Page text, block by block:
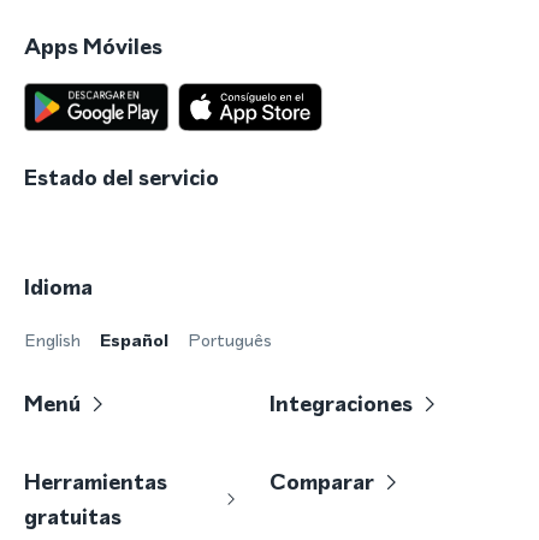
Apps Móviles
Estado del servicio
Idioma
English Español Português
Menú Integraciones
Herramientas
gratuitas
Comparar